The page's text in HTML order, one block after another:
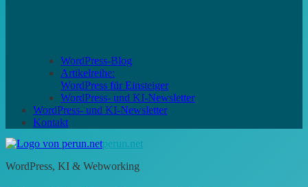
WordPress-Blog
Artikelreihe:
WordPress für Einsteiger
WordPress- und KI-Newsletter
WordPress- und KI-Newsletter
Kontakt
perun.net
WordPress, KI & Webworking